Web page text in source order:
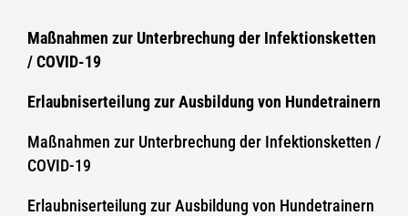
Maßnahmen zur Unterbrechung der Infektionsketten
/ COVID-19
Erlaubniserteilung zur Ausbildung von Hundetrainern
Maßnahmen zur Unterbrechung der Infektionsketten /
COVID-19
Erlaubniserteilung zur Ausbildung von Hundetrainern